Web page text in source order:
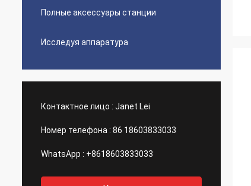
Полные аксессуары станции
Исследуя аппаратура
Контактное лицо : Janet Lei
Номер телефона : 86 18603833033
WhatsApp : +8618603833033